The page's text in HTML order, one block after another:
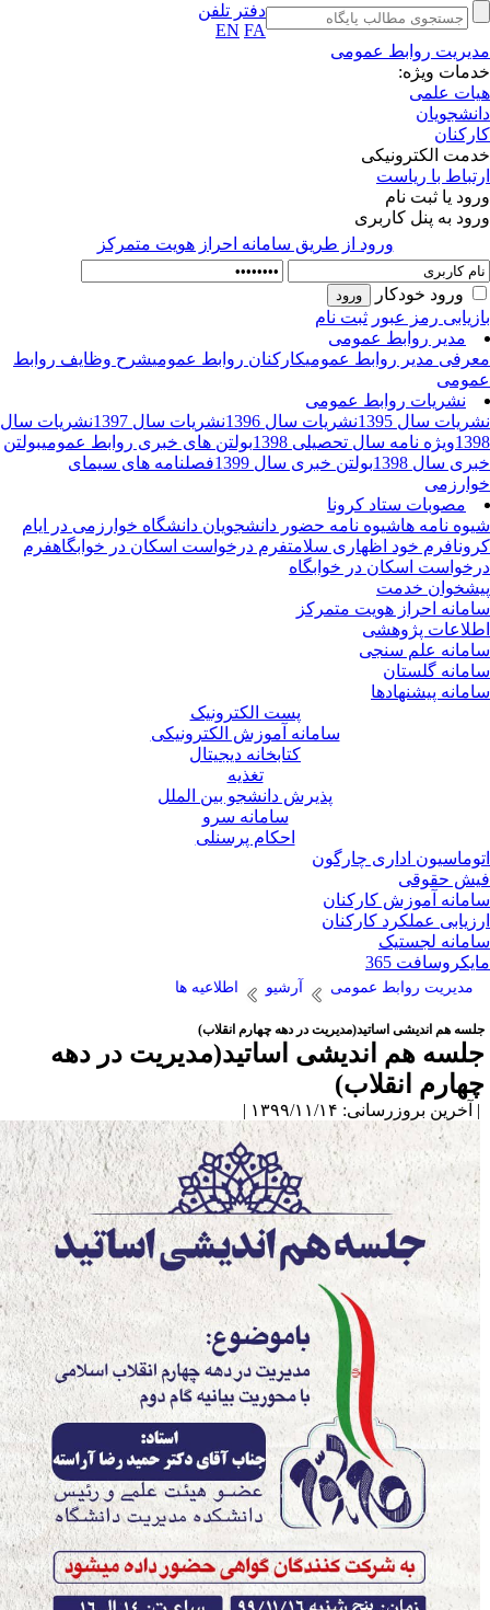
دفتر تلفن
EN FA
روابط عمومی
ویژه:
علمی
الکترونیکی
با ریاست
یا ثبت نام
به پنل کاربری
ورود از طريق سامانه احراز هويت متمركز
ورود خودکار
رمز عبور ثبت نام
مدیر روابط عمومی
مدیر روابط عمومیکارکنان روابط عمومیشرح وظایف روابط
نشریات روابط عمومی
سال 1395
نشریات سال 1396 نشریات سال 1397
نشریات سال
ویژه نامه سال تحصیلی 1398 بولتن های خبری روابط عمومیبولتن
سال 1398
بولتن خبری سال 1399
فصلنامه های سیمای
مصوبات ستاد کرونا
نامه هاشیوه نامه حضور دانشجویان دانشگاه خوارزمی در ایام
فرم خود اظهاری سلامتفرم درخواست اسکان در خوابگاهفرم
اسکان در خوابگاه
خدمت
احراز هویت متمرکز
پژوهشی
علم سنجی
گلستان
پیشنهادها
پست الکترونیک
سامانه آموزش الکترونیکی
کتابخانه دیجیتال
تغذیه
پذیرش دانشجو بین الملل
سامانه سرو
احکام پرسنلی
اداری چارگون
حقوقی
آموزش کارکنان
عملکرد کارکنان
لجستیک
365
مدیریت روابط عمومی آرشیو اطلاعیه ها
هم اندیشی اساتید(مدیریت در دهه چهارم انقلاب)
هم اندیشی اساتید(مدیریت در دهه
انقلاب)
بروزرسانی: ۱۳۹۹/۱۱/۱۴ |